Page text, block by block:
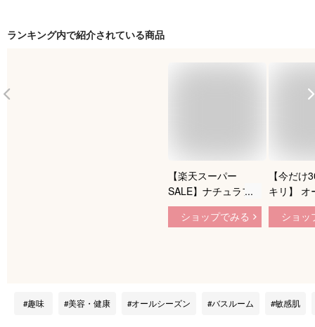
ランキング内で紹介されている商品
【楽天スーパー
SALE】ナチュラフ
オールインワンジェ
ル ボタニカル 200g
乾燥肌 福袋 コスメ
ショップでみる
【今だけ
キリ】 オ
ンジェル
細胞美容
湿ジェル
ショッ
趣味 美容・健康 オールシーズン バスルーム 敏感肌